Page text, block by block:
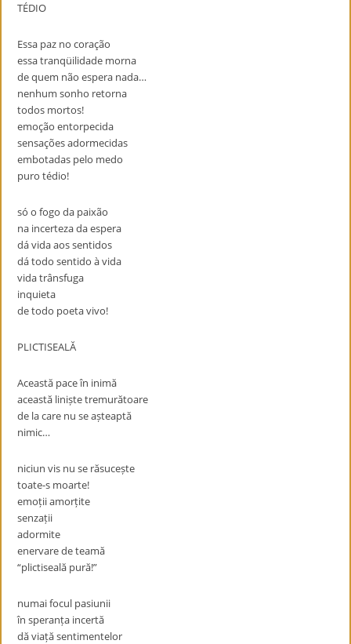
TÉDIO
Essa paz no coração
essa tranqüilidade morna
de quem não espera nada…
nenhum sonho retorna
todos mortos!
emoção entorpecida
sensações adormecidas
embotadas pelo medo
puro tédio!
só o fogo da paixão
na incerteza da espera
dá vida aos sentidos
dá todo sentido à vida
vida trânsfuga
inquieta
de todo poeta vivo!
PLICTISEALĂ
Această pace în inimă
această liniște tremurătoare
de la care nu se așteaptă
nimic…
niciun vis nu se răsucește
toate-s moarte!
emoții amorțite
senzații
adormite
enervare de teamă
“plictiseală pură!”
numai focul pasiunii
în speranța incertă
dă viață sentimentelor